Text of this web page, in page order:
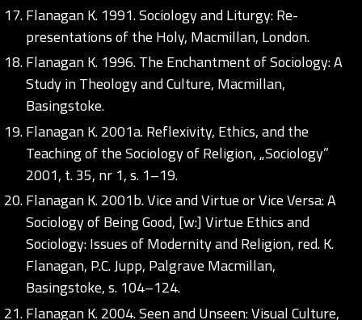
Flanagan K. 1991. Sociology and Liturgy: Re-
presentations of the Holy, Macmillan, London.
Flanagan K. 1996. The Enchantment of Sociology: A
Study in Theology and Culture, Macmillan,
Basingstoke.
Flanagan K. 2001a. Reflexivity, Ethics, and the
Teaching of the Sociology of Religion, „Sociology”
2001, t. 35, nr 1, s. 1–19.
Flanagan K. 2001b. Vice and Virtue or Vice Versa: A
Sociology of Being Good, [w:] Virtue Ethics and
Sociology: Issues of Modernity and Religion, red. K.
Flanagan, P.C. Jupp, Palgrave Macmillan,
Basingstoke, s. 104–124.
Flanagan K. 2004. Seen and Unseen: Visual Culture,